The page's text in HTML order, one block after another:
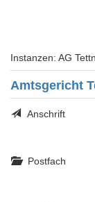
Instanzen: AG
Amtsgericht
Anschrift
Postfach